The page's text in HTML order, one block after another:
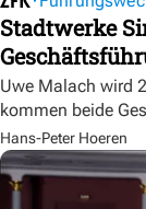
Stadtwerke
Uwe Malach wird
kommen beide
Hans-Peter Hoeren